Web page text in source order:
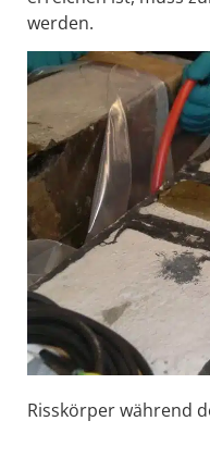
werden.
Risskörper während